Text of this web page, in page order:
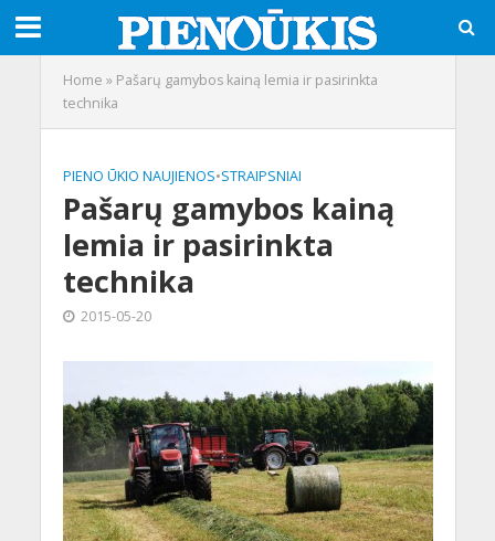
Home » Pašarų gamybos kainą lemia ir pasirinkta
technika
PIENO ŪKIO NAUJIENOS•STRAIPSNIAI
Pašarų gamybos kainą
lemia ir pasirinkta
technika
2015-05-20